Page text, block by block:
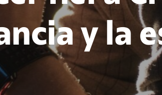
y la
POR CÉSAR RETANA